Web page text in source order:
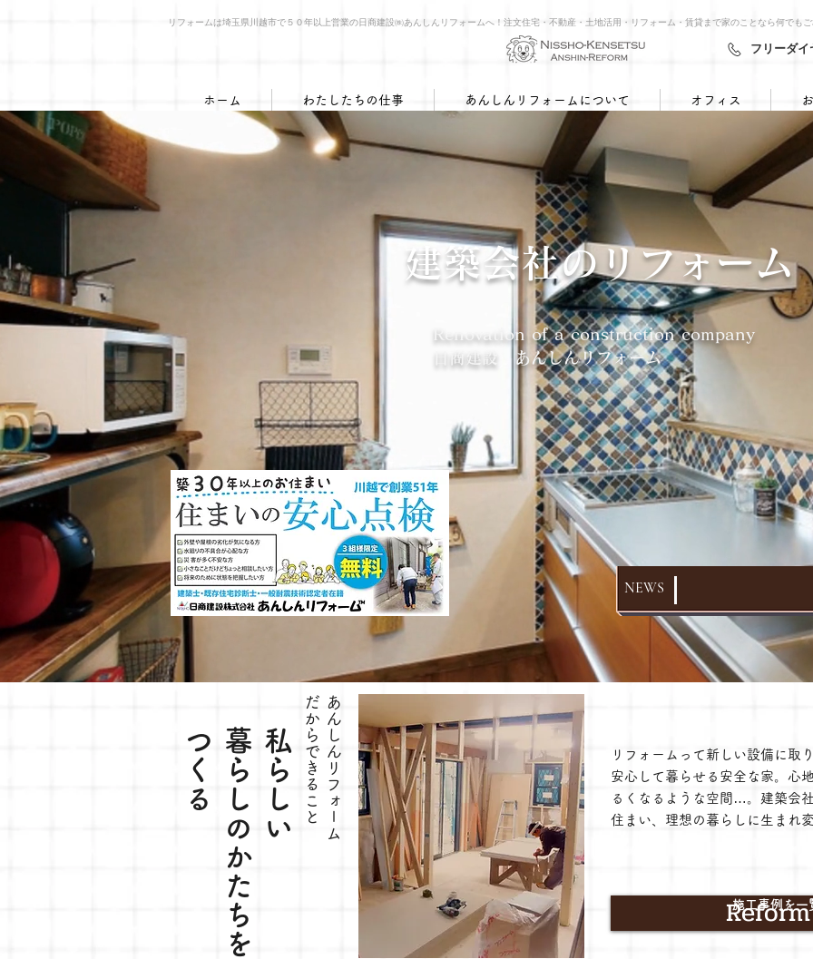
リフォームは埼玉県川越市で５０年以上営業の日商建設㈱あんしんリフォームへ！注文住宅・不動産・土地活用・リフォーム・賃貸まで家のことなら何でも
フリーダイ
ホーム わたしたちの仕事 あんしんリフォームについて オフィス
私らしい
暮らしのかたちを
つくる あんしんリフォーム
だから
できること
リフォームって新しい設備に取
​安心して暮らせる安全な家。 心
るくなるような 空間…。建築会
住まい、理想の暮らしに 生まれ
施工事例を一
建築会社の​リフォーム
Renovation of a construction company​
日商建設 あんしんリフォーム
NEWS